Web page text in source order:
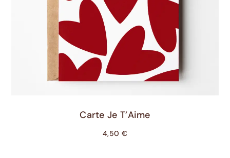
Ajouter Au Panier
Carte Je T’Aime
4,50 €